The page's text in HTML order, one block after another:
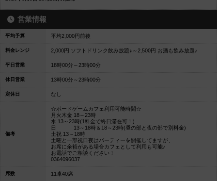
営業情報
平均予算 平均2,000円前後
料金レンジ 2,000円 ソフトドリンク飲み放題♪～2,500円 お酒も飲み放題♪
平日営業 18時00分～23時00分
休日営業 13時00分～23時00分
定休日 なし
備考
☆ボードゲームカフェ利用可能時間☆
月火木金 18～23時
水 13～23時(1料金で終日滞在可！)
日 13～18時＆18～23時(昼の部と夜の部で別料金)
土祝 13～18時
土曜と一部祝日夜はパーティーを開催してますが、
お席に余裕がある場合カフェとして利用も可能♪
お電話でご相談ください！
0364096037
席数 11卓40席